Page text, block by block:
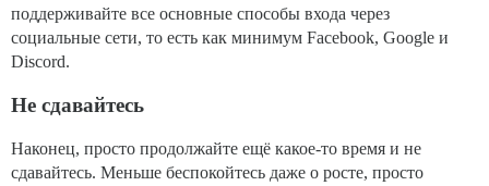
поддерживайте все основные способы входа через
социальные сети, то есть как минимум Facebook, Google и
Discord.
Не сдавайтесь
Наконец, просто продолжайте ещё какое-то время и не
сдавайтесь. Меньше беспокойтесь даже о росте, просто